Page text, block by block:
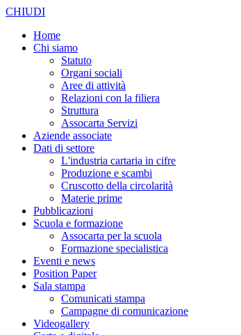
CHIUDI
Home
Chi siamo
Statuto
Organi sociali
Aree di attività
Relazioni con la filiera
Struttura
Assocarta Servizi
Aziende associate
Dati di settore
L'industria cartaria in cifre
Produzione e scambi
Cruscotto della circolarità
Materie prime
Pubblicazioni
Scuola e formazione
Assocarta per la scuola
Formazione specialistica
Eventi e news
Position Paper
Sala stampa
Comunicati stampa
Campagne di comunicazione
Videogallery